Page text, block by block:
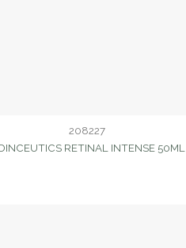
208227
RETINAL INTENSE 50ML